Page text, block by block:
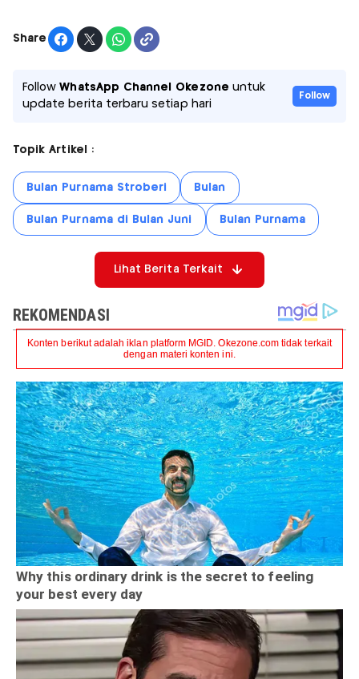
Share
FollowWhatsApp Channel Okezone untuk
update berita terbaru setiap hari
Follow
Topik Artikel :
Bulan Purnama Stroberi Bulan
Bulan Purnama di Bulan Juni Bulan Purnama
Lihat Berita Terkait